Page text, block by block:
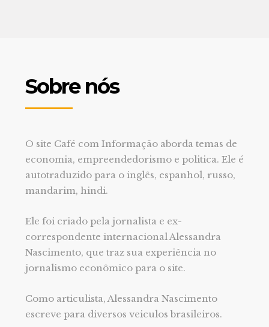
Sobre nós
O site Café com Informação aborda temas de
economia, empreendedorismo e politica. Ele é
autotraduzido para o inglês, espanhol, russo,
mandarim, hindi.
Ele foi criado pela jornalista e ex-
correspondente internacional Alessandra
Nascimento, que traz sua experiência no
jornalismo econômico para o site.
Como articulista, Alessandra Nascimento
escreve para diversos veiculos brasileiros.